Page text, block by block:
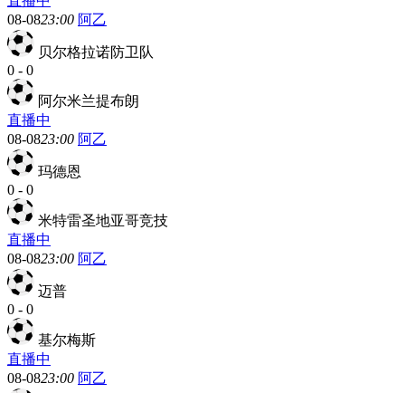
08-0823:00 阿乙
贝尔格拉诺防卫队
0 - 0
阿尔米兰提布朗
直播中
08-0823:00 阿乙
玛德恩
0 - 0
米特雷圣地亚哥竞技
直播中
08-0823:00 阿乙
迈普
0 - 0
基尔梅斯
直播中
08-0823:00 阿乙